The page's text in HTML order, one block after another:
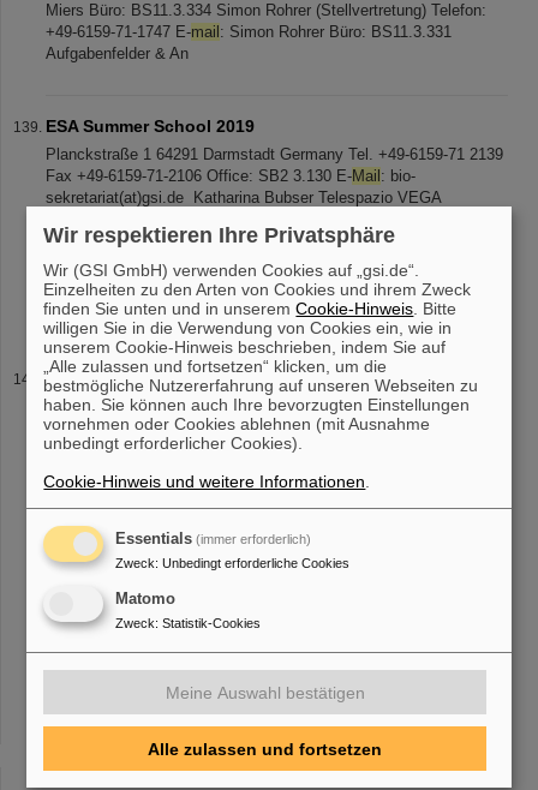
Miers Büro: BS11.3.334 Simon Rohrer (Stellvertretung) Telefon:
+49-6159-71-1747 E-mail : Simon Rohrer Büro: BS11.3.331
Aufgabenfelder & An
ESA Summer School 2019
Planckstraße 1 64291 Darmstadt Germany Tel. +49-6159-71 2139
Fax +49-6159-71-2106 Office: SB2 3.130 E-Mail : bio-
sekretariat(at)gsi.de ­­ Katharina Bubser Telespazio VEGA
Robert-Bosch-Str. 5 64293 Darmstadt, Germany Tel: +49-6151-90-
2613 Fax: +49-6151-90-495 E-
Mail
: katharina.bubser(at)esa.int
Joint Project Team For ESA : Dr. Thomas Reiter (
Thomas.Reiter(at)esa
Aufgaben der Presse- und Öffentlichkeitsarbeit
Geschäftsführung an die Belegschaft. Öffentliche Kontaktstelle
Anfragen aller Art (telefonisch, per E-Mail, Social Media, Brief) zu
allen Themen rund um GSI und FAIR. Zuverlässige Erreichbarkeit,
Sortierung
« .... 9 10 11 12 13 14
»
youtubehelmholtz.socialfacebook
Wir respektieren Ihre Privatsphäre
Wir (GSI GmbH) verwenden Cookies auf „gsi.de“.
Einzelheiten zu den Arten von Cookies und ihrem Zweck
finden Sie unten und in unseremCookie-Hinweis . Bitte
willigen Sie in die Verwendung von Cookies ein, wie in
unserem Cookie-Hinweis beschrieben, indem Sie auf
„Alle zulassen und fortsetzen“ klicken, um die
bestmögliche Nutzererfahrung auf unseren Webseiten zu
haben. Sie können auch Ihre bevorzugten Einstellungen
vornehmen oder Cookies ablehnen (mit Ausnahme
unbedingt erforderlicher Cookies).
Cookie-Hinweis und weitere Informationen
Essentials (immer erforderlich)
Zweck: Unbedingt erforderliche Cookies
Matomo
Zweck: Statistik-Cookies
Meine Auswahl bestätigen
Alle zulassen und fortsetzen